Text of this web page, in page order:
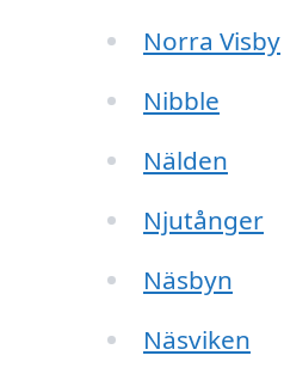
Norra Visby
Nibble
Nälden
Njutånger
Näsbyn
Näsviken